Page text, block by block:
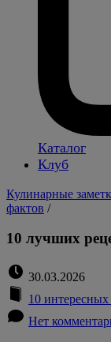
Каталог
Клуб
Кулинарные
фактов /
10 лучших
30.03.2026
10 интересных
Нет